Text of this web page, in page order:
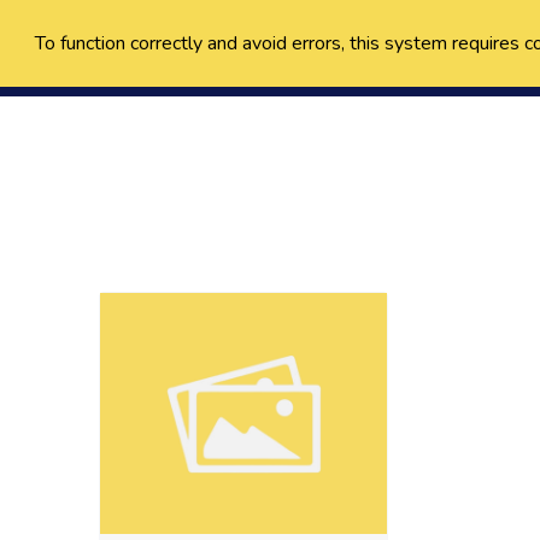
To function correctly and avoid errors, this system requires